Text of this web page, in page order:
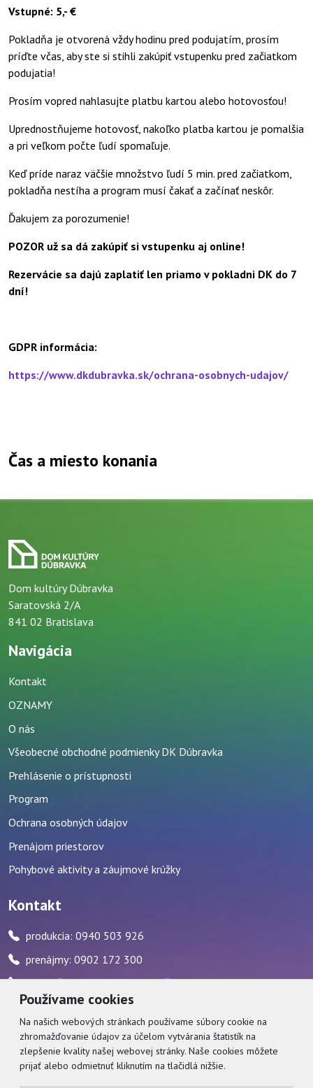
Vstupné: 5,- €
Pokladňa je otvorená vždy hodinu pred podujatím, prosím
príďte včas, aby ste si stihli zakúpiť vstupenku pred začiatkom
podujatia!
Prosím vopred nahlasujte platbu kartou alebo hotovosťou!
Uprednostňujeme hotovosť, nakoľko platba kartou je pomalšia
a pri veľkom počte ľudí spomaľuje.
Keď príde naraz väčšie množstvo ľudí 5 min. pred začiatkom,
pokladňa nestíha a program musí čakať a začínať neskôr.
Ďakujem za porozumenie!
POZOR už sa dá zakúpiť si vstupenku aj online!
Rezervácie sa dajú zaplatiť len priamo v pokladni DK do 7
dní!
GDPR informácia:
https://www.dkdubravka.sk/ochrana-osobnych-udajov/
Čas a miesto konania
Používame cookies
Na našich webových stránkach používame súbory cookie na
zhromažďovanie údajov za účelom vytvárania štatistík na
zlepšenie kvality našej webovej stránky. Naše cookies môžete
prijať alebo odmietnuť kliknutím na tlačidlá nižšie.
Dom kultúry Dúbravka
Saratovská 2/A
841 02 Bratislava
Navigácia
Kontakt
OZNAMY
O nás
Všeobecné obchodné podmienky DK Dúbravka
Prehlásenie o prístupnosti
Program
Ochrana osobných údajov
Prenájom priestorov
Pohybové aktivity a záujmové krúžky
Kontakt
produkcia: 0940 503 926
prenájmy: 0902 172 300
pokladňa: 0917 482 595 / počas stránkových hodín
zvukár: 0911 227 437
Social
Facebook